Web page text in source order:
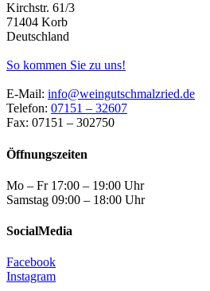
Kirchstr. 61/3
71404 Korb
Deutschland
So kommen Sie zu uns!
E-Mail: info@weingutschmalzried.de
Telefon: 07151 – 32607
Fax: 07151 – 302750
Öffnungszeiten
Mo – Fr 17:00 – 19:00 Uhr
Samstag 09:00 – 18:00 Uhr
SocialMedia
Facebook
Instagram